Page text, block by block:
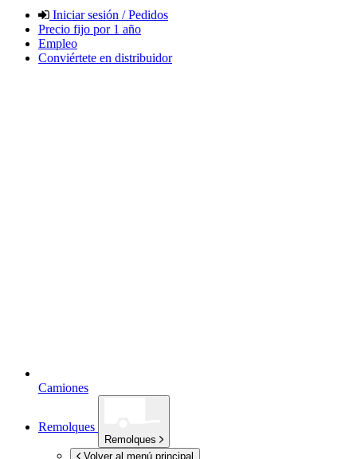
Iniciar sesión / Pedidos
Precio fijo por 1 año
Empleo
Conviértete en distribuidor
Camiones
Remolques
Remolques
Volver al menú principal